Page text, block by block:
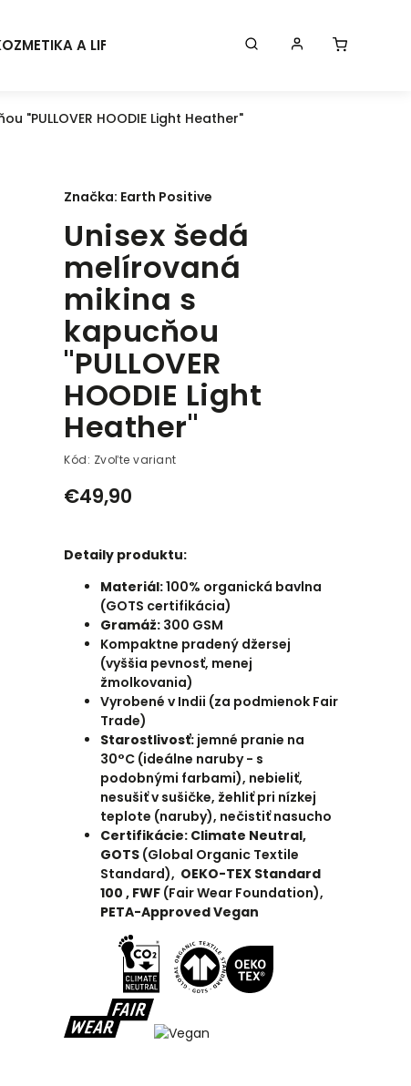
A LIFESTYLE KONTAKT BLOG
"PULLOVER HOODIE Light Heather"
Unisex šedá
melírovaná
mikina s
kapucňou
"PULLOVER
HOODIE Light
Heather"
Kód: Zvoľte variant
€49,90
Detaily produktu:
Materiál:100% organická bavlna
(GOTS certifikácia)
Gramáž: 300 GSM
Kompaktne pradený džersej
(vyššia pevnosť, menej
žmolkovania)
Vyrobené v Indii (za podmienok Fair
Trade)
Starostlivosť: jemné pranie na
30°C (ideálne naruby - s
podobnými farbami), nebieliť,
nesušiť v sušičke, žehliť pri nízkej
teplote (naruby), nečistiť nasucho
Certifikácie: Climate Neutral,
GOTS (Global Organic Textile
Standard), OEKO-TEX Standard
100 , FWF (Fair Wear Foundation),
PETA-Approved Vegan
Značka: Earth Positive